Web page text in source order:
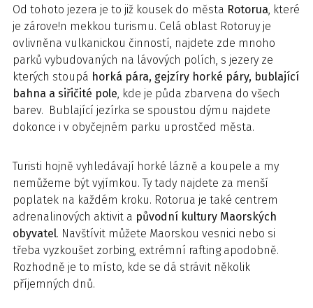
Od tohoto jezera je to již kousek do města Rotorua, které
je zárove!n mekkou turismu. Celá oblast Rotoruy je
ovlivněna vulkanickou činností, najdete zde mnoho
parků vybudovaných na lávových polích, s jezery ze
kterých stoupá horká pára, gejzíry horké páry, bublající
bahna a siřičité pole, kde je půda zbarvena do všech
barev. Bublající jezírka se spoustou dýmu najdete
dokonce i v obyčejném parku uprostčed města.
Turisti hojně vyhledávají horké lázně a koupele a my
nemůžeme být vyjímkou. Ty tady najdete za menší
poplatek na každém kroku. Rotorua je také centrem
adrenalinových aktivit a původní kultury Maorských
obyvatel. Navštívit můžete Maorskou vesnici nebo si
třeba vyzkoušet zorbing, extrémní rafting apodobně.
Rozhodně je to místo, kde se dá strávit několik
příjemných dnů.